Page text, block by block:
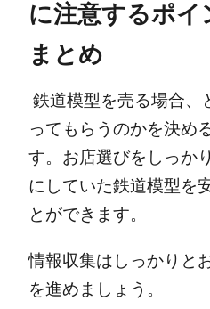
に注意するポイ
まとめ
鉄道模型を売る場合、
ってもらうのかを決め
す。 お店選びをしっか
にしていた鉄道模型を
とができます。
情報収集はしっかりと
を進めましょう。